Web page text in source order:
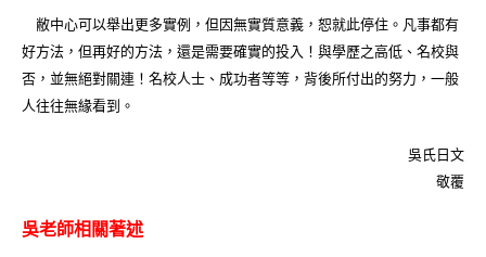
敝中心可以舉出更多實例，但因無實質意義，恕就此停住。凡事都有
好方法，但再好的方法，還是需要確實的投入！與學歷之高低、名校與
否，並無絕對關連！名校人士、成功者等等，背後所付出的努力，一般
人往往無緣看到。
吳氏日文
敬覆
吳老師相關著述